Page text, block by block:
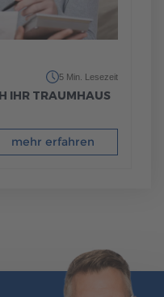
5 Min. Lesezeit
IHR TRAUMHAUS
mehr erfahren